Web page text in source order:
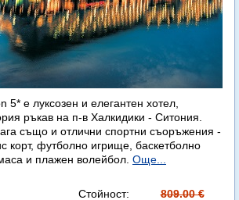
5* е луксозен и елегантен хотел,
ръкав на п-в Халкидики - Ситония.
също и отлични спортни съоръжения -
корт, футболно игрище, баскетболно
и плажен волейбол. Още...
Стойност:
809.00 €